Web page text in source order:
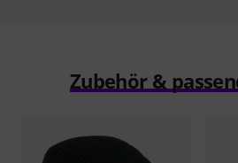
Zubehör &